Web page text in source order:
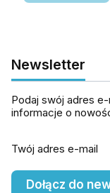
Newsletter
Podaj swój adres
informacje o
Twój adres e-mail
Dołącz do